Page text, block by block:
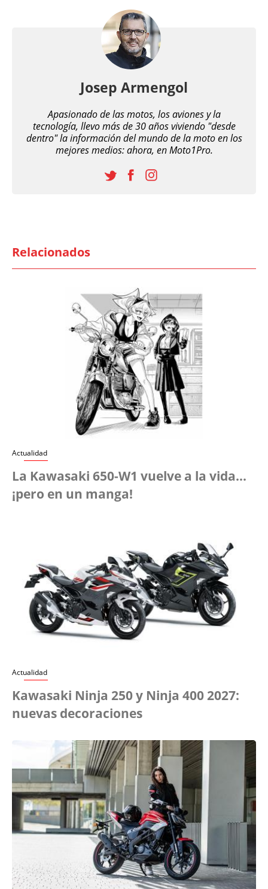
Josep Armengol
Apasionado de las motos, los aviones y la
tecnología, llevo más de 30 años viviendo "desde
dentro" la información del mundo de la moto en los
mejores medios: ahora, en Moto1Pro.
Relacionados
Actualidad
La Kawasaki 650-W1 vuelve a la vida...
¡pero en un manga!
Actualidad
Kawasaki Ninja 250 y Ninja 400 2027:
nuevas decoraciones